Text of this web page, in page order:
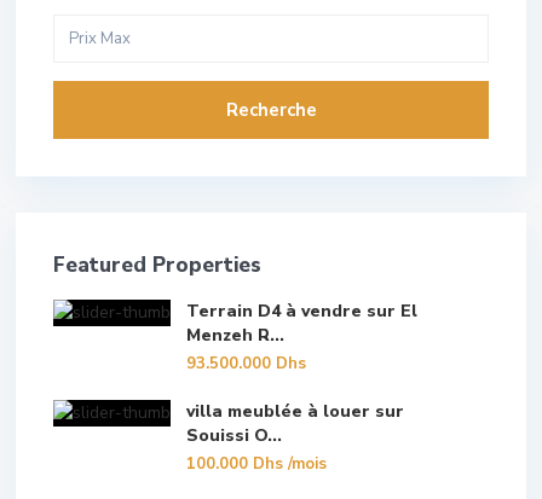
Recherche
Featured Properties
Terrain D4 à vendre sur El
Menzeh R...
93.500.000 Dhs
villa meublée à louer sur
Souissi O...
100.000 Dhs/mois